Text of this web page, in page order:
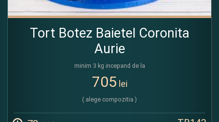
Tort Botez Baietel Coronita
Aurie
minim 3 kg incepand de la
705 lei
( alege compozitia )